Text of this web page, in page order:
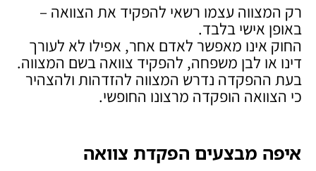
רק המצווה עצמו רשאי להפקיד את הצוואה –
באופן אישי בלבד.
החוק אינו מאפשר לאדם אחר, אפילו לא לעורך
דינו או לבן משפחה, להפקיד צוואה בשם המצווה.
בעת ההפקדה נדרש המצווה להזדהות ולהצהיר
כי הצוואה הופקדה מרצונו החופשי.
איפה מבצעים הפקדת צוואה